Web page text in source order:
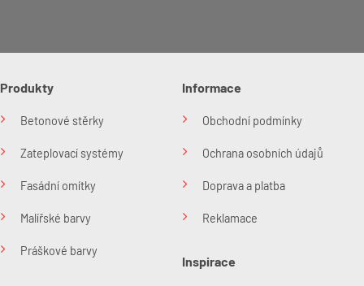
Produkty
Betonové stěrky
Zateplovací systémy
Fasádní omítky
Malířské barvy
Práškové barvy
Informace
Obchodní podmínky
Ochrana osobních údajů
Doprava a platba
Reklamace
Inspirace